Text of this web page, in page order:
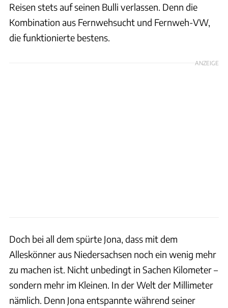
Reisen stets auf seinen Bulli verlassen. Denn die
Kombination aus Fernwehsucht und Fernweh-VW,
die funktionierte bestens.
ANZEIGE
Doch bei all dem spürte Jona, dass mit dem
Alleskönner aus Niedersachsen noch ein wenig mehr
zu machen ist. Nicht unbedingt in Sachen Kilometer –
sondern mehr im Kleinen. In der Welt der Millimeter
nämlich. Denn Jona entspannte während seiner